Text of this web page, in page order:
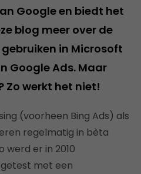
Google en biedt het
blog meer over de
in Microsoft
Google Ads. Maar
Zo werkt het niet!
(voorheen Bing Ads) als
regelmatig in bèta
werd er in 2010
met een